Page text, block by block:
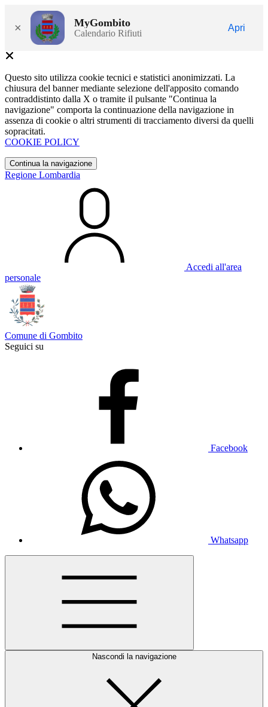
× MyGombito
Calendario Rifiuti
Apri
Questo sito utilizza cookie tecnici e statistici anonimizzati. La
chiusura del banner mediante selezione dell'apposito comando
contraddistinto dalla X o tramite il pulsante "Continua la
navigazione" comporta la continuazione della navigazione in
assenza di cookie o altri strumenti di tracciamento diversi da quelli
sopracitati.
COOKIE POLICY
Continua la navigazione
Regione Lombardia
Accedi all'area
personale
Comune di Gombito
Seguici su
Facebook
Whatsapp
Nascondi la navigazione